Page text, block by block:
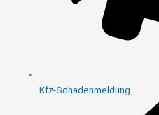
Kfz-Schadenmeldung